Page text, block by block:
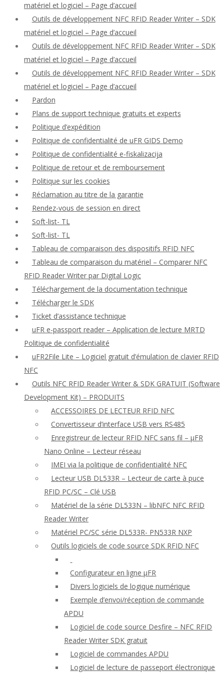
matériel et logiciel – Page d’accueil
Outils de développement NFC RFID Reader Writer – SDK
matériel et logiciel – Page d’accueil
Outils de développement NFC RFID Reader Writer – SDK
matériel et logiciel – Page d’accueil
Outils de développement NFC RFID Reader Writer – SDK
matériel et logiciel – Page d’accueil
Pardon
Plans de support technique gratuits et experts
Politique d’expédition
Politique de confidentialité de uFR GIDS Demo
Politique de confidentialité e-fiskalizacija
Politique de retour et de remboursement
Politique sur les cookies
Réclamation au titre de la garantie
Rendez-vous de session en direct
Soft-list- TL
Soft-list- TL
Tableau de comparaison des dispositifs RFID NFC
Tableau de comparaison du matériel – Comparer NFC
RFID Reader Writer par Digital Logic
Téléchargement de la documentation technique
Télécharger le SDK
Ticket d’assistance technique
uFR e-passport reader – Application de lecture MRTD
Politique de confidentialité
uFR2File Lite – Logiciel gratuit d’émulation de clavier RFID
NFC
Outils NFC RFID Reader Writer & SDK GRATUIT (Software
Development Kit) – PRODUITS
ACCESSOIRES DE LECTEUR RFID NFC
Convertisseur d’interface USB vers RS485
Enregistreur de lecteur RFID NFC sans fil – μFR
Nano Online – Lecteur réseau
IMEI via la politique de confidentialité NFC
Lecteur USB DL533R – Lecteur de carte à puce
RFID PC/SC – Clé USB
Matériel de la série DL533N – libNFC NFC RFID
Reader Writer
Matériel PC/SC série DL533R- PN533R NXP
Outils logiciels de code source SDK RFID NFC
Configurateur en ligne μFR
Divers logiciels de logique numérique
Exemple d’envoi/réception de commande
APDU
Logiciel de code source Desfire – NFC RFID
Reader Writer SDK gratuit
Logiciel de commandes APDU
Logiciel de lecture de passeport électronique